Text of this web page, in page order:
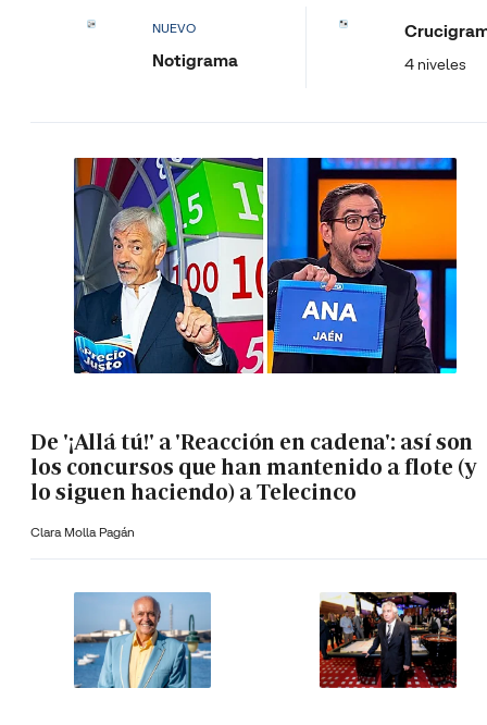
NUEVO
Notigrama 4 niveles
De '¡Allá tú!' a 'Reacción en cadena': así son
los concursos que han mantenido a flote (y
lo siguen haciendo) a Telecinco
Clara Molla Pagán